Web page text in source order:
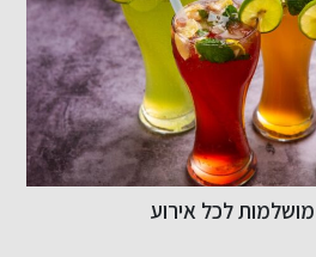
לכל אירוע